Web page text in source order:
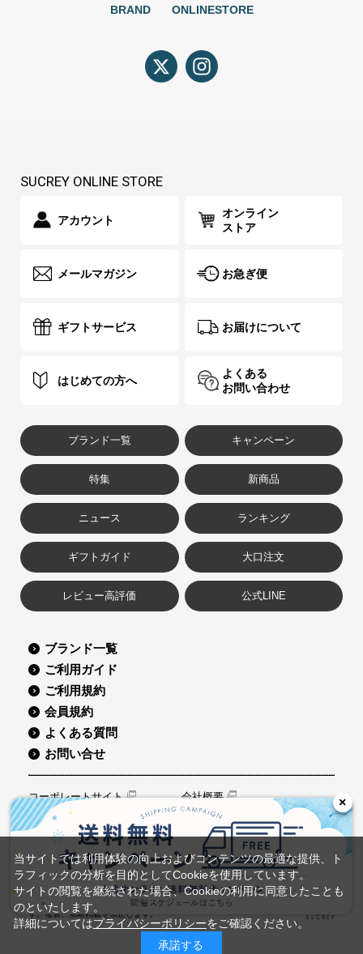
×
BRAND ONLINESTORE
SUCREY ONLINE STORE
アカウント
オンライン
ストア
メールマガジン お急ぎ便
ギフトサービス お届けについて
はじめての方へ
よくある
お問い合わせ
ブランド一覧 キャンペーン
特集 新商品
ニュース ランキング
ギフトガイド 大口注文
レビュー高評価 公式LINE
ブランド一覧
ご利用ガイド
ご利用規約
会員規約
よくある質問
お問い合せ
コーポレートサイト
会社概要
採用情報
グループ会社
プライバシーポリシー
特定商取引に関する表記
©Sucrey Co.,Ltd. All Rights Reserved.
サイト内の文章、画像などの著作物は株式会社シュクレイに属しま
す。複製、無断転載を禁止します。
当サイトでは利用体験の向上およびコンテンツの最適な提供、ト
ラフィックの分析を目的としてCookieを使用しています。
サイトの閲覧を継続された場合、Cookieの利用に同意したことも
のといたします。
詳細についてはプライバシーポリシーをご確認ください。
承諾する